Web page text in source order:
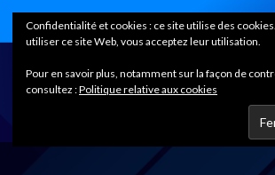
Home
Confidentialité et cookies : ce site utilise des
utiliser ce site Web, vous acceptez leur utilisation.
Pour en savoir plus, notamment sur la façon de
consultez :Politique relative aux cookies